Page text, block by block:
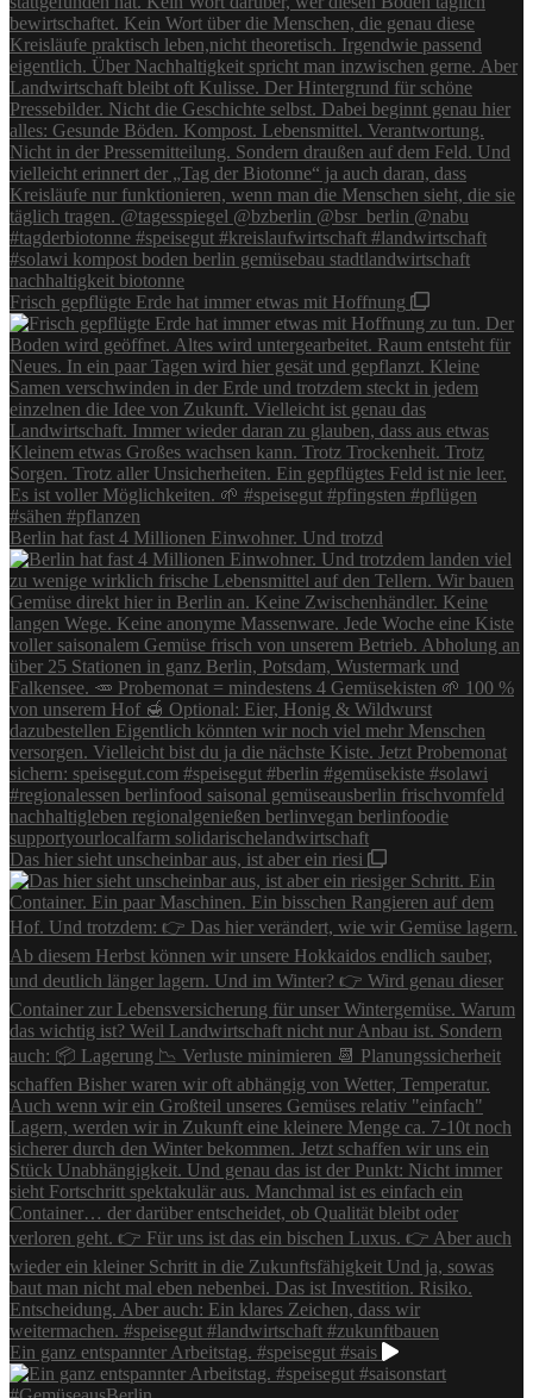
Frisch gepflügte Erde hat immer etwas mit Hoffnung
Berlin hat fast 4 Millionen Einwohner. Und trotzd
Das hier sieht unscheinbar aus, ist aber ein riesi
Ein ganz entspannter Arbeitstag. #speisegut #sais